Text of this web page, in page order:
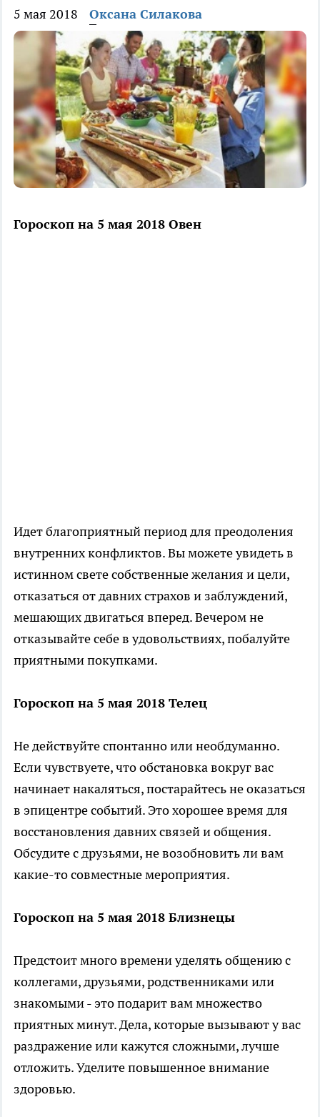
5 мая 2018 Оксана Силакова
Гороскоп на 5 мая 2018 Овен
Идет благоприятный период для преодоления
внутренних конфликтов. Вы можете увидеть в
истинном свете собственные желания и цели,
отказаться от давних страхов и заблуждений,
мешающих двигаться вперед. Вечером не
отказывайте себе в удовольствиях, побалуйте
приятными покупками.
Гороскоп на 5 мая 2018 Телец
He действуйте спонтанно или необдуманно.
Если чувствуете, что обстановка вокруг вас
начинает накаляться, постарайтесь не оказаться
в эпицентре событий. Это хорошее время для
восстановления давних связей и общения.
Обсудите с друзьями, не возобновить ли вам
какие-то совместные мероприятия.
Гороскоп на 5 мая 2018 Близнецы
Предстоит много времени уделять общению с
коллегами, друзьями, родственниками или
знакомыми - это подарит вам множество
приятных минут. Дела, которые вызывают у вас
раздражение или кажутся сложными, лучше
отложить. Уделите повышенное внимание
здоровью.